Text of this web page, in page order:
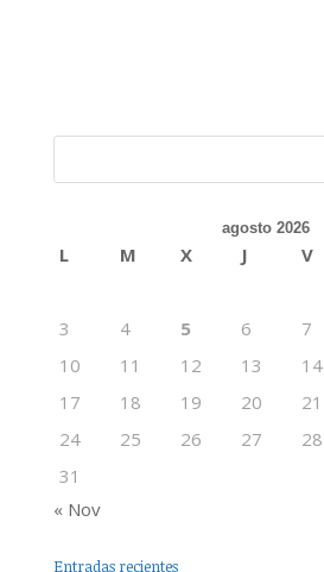
agosto 2026
L M X J V
3
4 5 6 7
10
11 12 13 14
17
18 19 20 21
24
25 26 27 28
31
« Nov
Entradas recientes